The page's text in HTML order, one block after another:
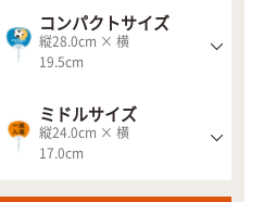
コンパクトサイズ
縦28.0cm × 横
19.5cm
ミドルサイズ
縦24.0cm × 横
17.0cm